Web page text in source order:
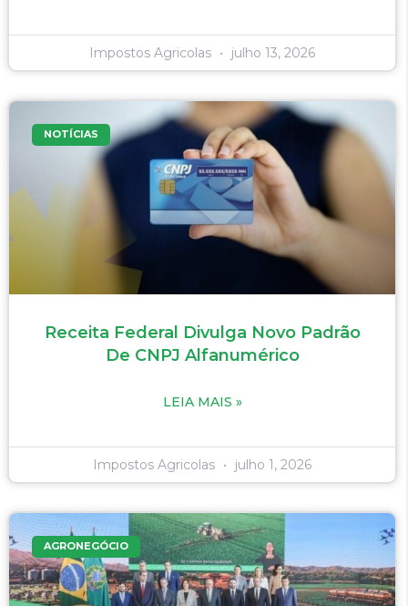
Impostos Agricolas julho 13, 2026
NOTÍCIAS
Receita Federal Divulga Novo Padrão
De CNPJ Alfanumérico
LEIA MAIS »
Impostos Agricolas julho 1, 2026
AGRONEGÓCIO